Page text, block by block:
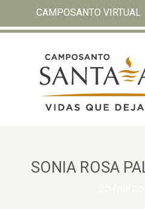
CAMPOSANTO VIRTUAL
SONIA ROSA